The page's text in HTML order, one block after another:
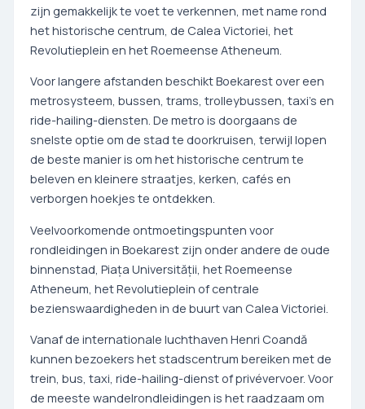
zijn gemakkelijk te voet te verkennen, met name rond
het historische centrum, de Calea Victoriei, het
Revolutieplein en het Roemeense Atheneum.
Voor langere afstanden beschikt Boekarest over een
metrosysteem, bussen, trams, trolleybussen, taxi's en
ride-hailing-diensten. De metro is doorgaans de
snelste optie om de stad te doorkruisen, terwijl lopen
de beste manier is om het historische centrum te
beleven en kleinere straatjes, kerken, cafés en
verborgen hoekjes te ontdekken.
Veelvoorkomende ontmoetingspunten voor
rondleidingen in Boekarest zijn onder andere de oude
binnenstad, Piața Universității, het Roemeense
Atheneum, het Revolutieplein of centrale
bezienswaardigheden in de buurt van Calea Victoriei.
Vanaf de internationale luchthaven Henri Coandă
kunnen bezoekers het stadscentrum bereiken met de
trein, bus, taxi, ride-hailing-dienst of privévervoer. Voor
de meeste wandelrondleidingen is het raadzaam om